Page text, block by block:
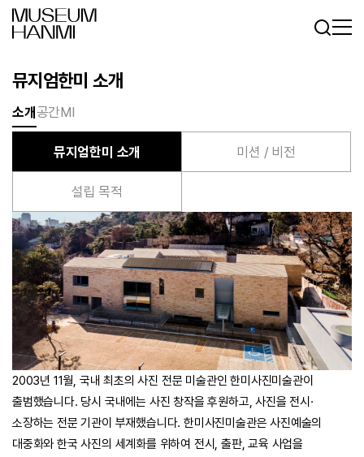
뮤지엄한미 소개
소개공간MI
뮤지엄한미 소개 미션 / 비전
설립 목적
2003년 11월, 국내 최초의 사진 전문 미술관인 한미사진미술관이
출범했습니다. 당시 국내에는 사진 창작을 후원하고, 사진을 전시·
소장하는 전문 기관이 부재했습니다. 한미사진미술관은 사진예술의
대중화와 한국 사진의 세계화를 위하여 전시, 출판, 교육 사업을